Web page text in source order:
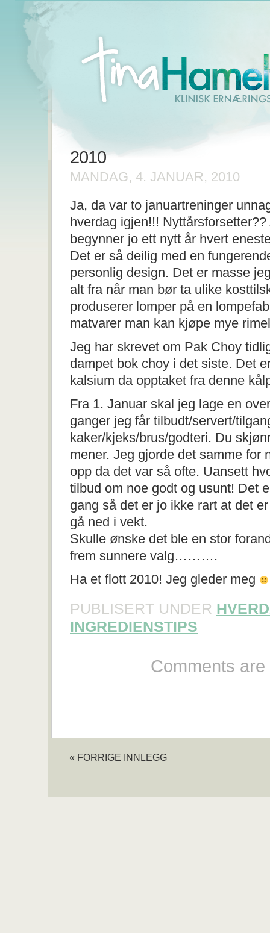
2010
MANDAG, 4. JANUAR, 2010
Ja, da var to januartreninger
hverdag igjen!!!
begynner jo ett nytt år hvert
Det er så deilig med en
personlig design. Det er masse
alt fra når man bør ta ulike
produserer lomper på en
matvarer man kan kjøpe mye
Jeg har skrevet om Pak Choy
dampet bok choy i det siste. Det
kalsium da opptaket fra denne
Fra 1. Januar skal jeg lage en
ganger jeg får tilbudt/servert/
kaker/kjeks/brus/godteri. Du
mener. Jeg gjorde det samme for
opp da det var så ofte. Uansett
tilbud om noe godt og usunt! Det
gang så det er jo ikke rart at det
gå ned i vekt.
Skulle ønske det ble en stor
frem sunnere valg……….
Ha et flott 2010! Jeg gleder meg
PUBLISERT UNDER
INGREDIENSTIPS
Comments
« FORRIGE INNLEGG